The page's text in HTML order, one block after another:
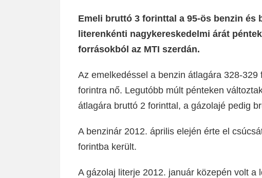
Emeli bruttó 3 forinttal a 95-ös benzin és
literenkénti nagykereskedelmi árát
forrásokból az MTI szerdán.
Az emelkedéssel a benzin átlagára 328-
forintra nő. Legutóbb múlt pénteken
átlagára bruttó 2 forinttal, a gázolajé pedig
A benzinár 2012. április elején érte el
forintba került.
A gázolaj literje 2012. január közepén volt a